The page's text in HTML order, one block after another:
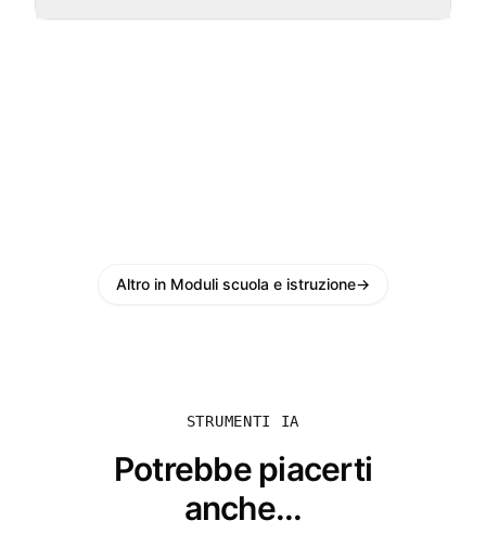
Altro in Moduli scuola e istruzione→
STRUMENTI IA
Potrebbe piacerti
anche...